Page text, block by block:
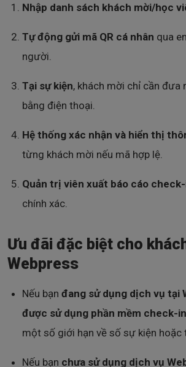
Nhập danh sách khách mời/học
Tự động gửi mã QR cá nhân qua
người.
Tại sự kiện, khách mời chỉ cần đưa
bằng điện thoại.
Hệ thống xác nhận và hiển thị
từng khách mời nếu mã hợp lệ.
Quản trị viên xuất báo cáo
chính xác.
Ưu đãi đặc biệt cho
Webpress
Nếu bạn đang sử dụng dịch vụ tại
được sử dụng phần mềm check-
một số giới hạn về số sự kiện hoặc
Nếu bạn chưa sử dụng dịch vụ